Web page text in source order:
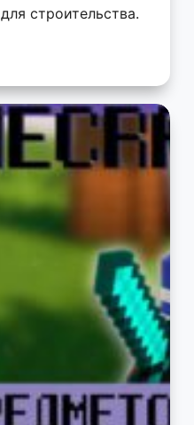
строительства.